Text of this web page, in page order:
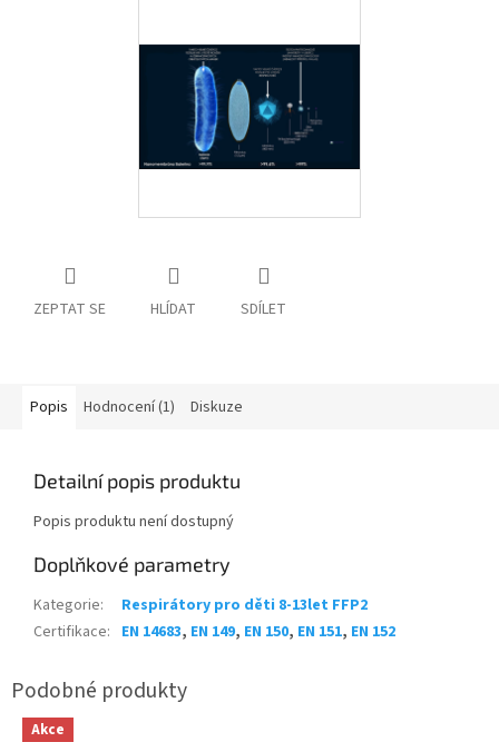
ZEPTAT SE HLÍDAT SDÍLET
Popis Hodnocení (1) Diskuze
Detailní popis produktu
Popis produktu není dostupný
Doplňkové parametry
Kategorie:
Respirátory pro děti 8-13let FFP2
Certifikace: EN 14683, EN 149, EN 150, EN 151, EN 152
Akce